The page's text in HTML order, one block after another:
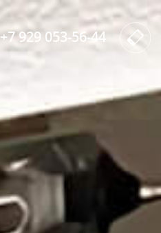
+7 929 053-56-44